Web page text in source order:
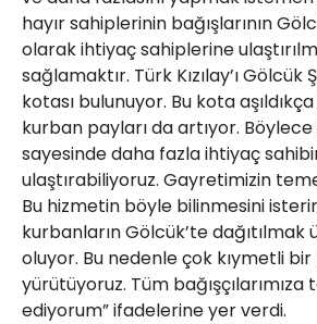
hayır sahiplerinin bağışlarının
olarak ihtiyaç sahiplerine
sağlamaktır. Türk Kızılay’ı Gölcük
kotası bulunuyor. Bu kota
kurban payları da artıyor. Böylece
sayesinde daha fazla ihtiyaç
ulaştırabiliyoruz. Gayretimizin
Bu hizmetin böyle bilinmesini
kurbanların Gölcük’te dağıtılmak
oluyor. Bu nedenle çok kıymetli
yürütüyoruz. Tüm bağışçılarımıza
ediyorum” ifadelerine yer verdi.